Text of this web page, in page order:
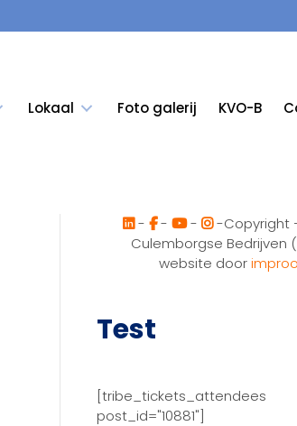
Lokaal Foto galerij KVO-B
- - -
-Copyright
Culemborgse Bedrijven
website door
Test
[tribe_tickets_attendees
post_id="10881"]